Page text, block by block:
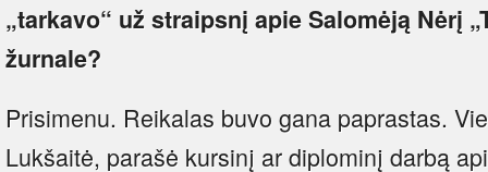
„tarkavo“ už straipsnį apie Salomėją Nėrį
žurnale?
Prisimenu. Reikalas buvo gana paprastas.
Lukšaitė, parašė kursinį ar diplominį darbą